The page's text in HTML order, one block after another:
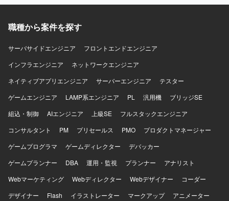
ます。市場からのフィードバックをもとにした改善サイク
で頂けます。 【開発環境】 C#を用いたスマートフォンアプ
Xamarinなどの関連技術を用いた開発を行う可能性がござい
職種から案件を探す
サーバサイドエンジニア
フロントエンドエンジニア
インフラエンジニア
ネットワークエンジニア
ネイティブアプリエンジニア
サーバーエンジニア
テスター
ゲームエンジニア
LAMP系エンジニア PL 汎用機
ブリッジSE
組込・制御
AIエンジニア 上級SE
フルスタックエンジニア
コンサルタント
PM プリセールス PMO
プロダクトマネージャー
ゲームプログラマ
ゲームディレクター
デバッカー
ゲームプランナー
DBA 運用・監視 プランナー
アナリスト
Webマーケティング
Webディレクター Webデザイナー
コーダー
デザイナー
Flash イラストレーター マークアップ
アニメーター